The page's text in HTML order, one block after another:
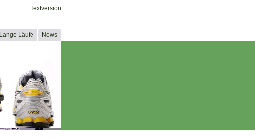
Textversion
Lange Läufe News